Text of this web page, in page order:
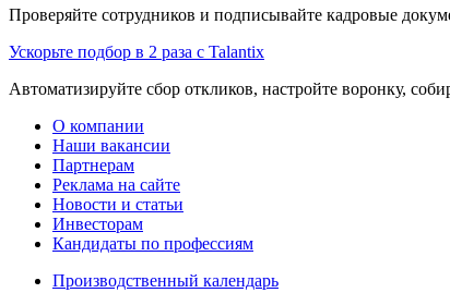
Проверяйте сотрудников и подписывайте кадровые
Ускорьте подбор в 2 раза с Talantix
Автоматизируйте сбор откликов, настройте воронку,
О компании
Наши вакансии
Партнерам
Реклама на сайте
Новости и статьи
Инвесторам
Кандидаты по профессиям
Производственный календарь